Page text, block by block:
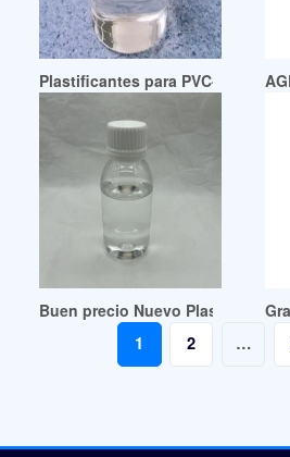
Plastificantes para PVC-
Buen precio Nuevo Plastificante
pagination
1 2 …